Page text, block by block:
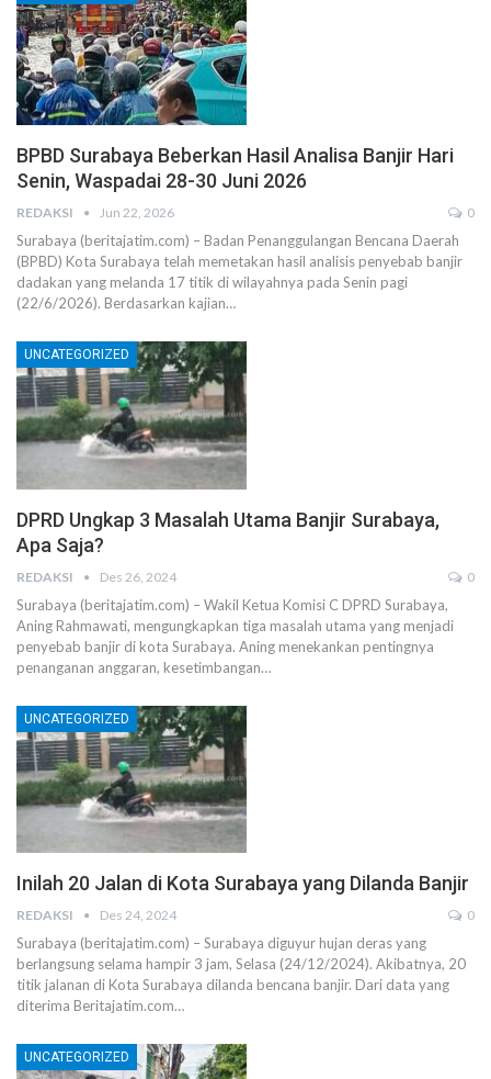
BPBD Surabaya Beberkan Hasil Analisa Banjir Hari
Senin, Waspadai 28-30 Juni 2026
REDAKSI Jun 22, 2026 0
Surabaya (beritajatim.com) – Badan Penanggulangan Bencana Daerah
(BPBD) Kota Surabaya telah memetakan hasil analisis penyebab banjir
dadakan yang melanda 17 titik di wilayahnya pada Senin pagi
(22/6/2026). Berdasarkan kajian…
UNCATEGORIZED
DPRD Ungkap 3 Masalah Utama Banjir Surabaya,
Apa Saja?
REDAKSI Des 26, 2024 0
Surabaya (beritajatim.com) – Wakil Ketua Komisi C DPRD Surabaya,
Aning Rahmawati, mengungkapkan tiga masalah utama yang menjadi
penyebab banjir di kota Surabaya. Aning menekankan pentingnya
penanganan anggaran, kesetimbangan…
UNCATEGORIZED
Inilah 20 Jalan di Kota Surabaya yang Dilanda Banjir
REDAKSI Des 24, 2024 0
Surabaya (beritajatim.com) – Surabaya diguyur hujan deras yang
berlangsung selama hampir 3 jam, Selasa (24/12/2024). Akibatnya, 20
titik jalanan di Kota Surabaya dilanda bencana banjir. Dari data yang
diterima Beritajatim.com…
UNCATEGORIZED